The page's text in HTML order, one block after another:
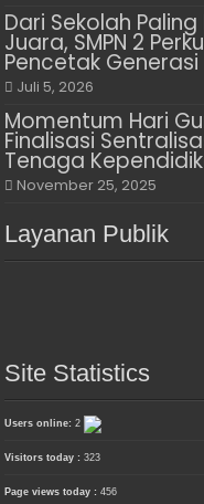
Dari Sekolah
Juara, SMPN 2
Pencetak Generasi
Juli 5, 2026
Momentum Hari
Finalisasi
Tenaga
November 25, 2025
Layanan Publik
Site Statistics
Users online:2
Visitors today :323
Page views today :456